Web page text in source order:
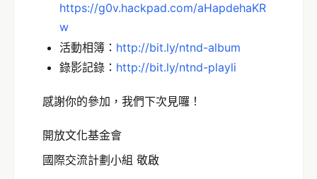
https://g0v.hackpad.com/aHapdehaKR
w
活動相簿： http://bit.ly/ntnd-album
錄影記錄： http://bit.ly/ntnd-playli
感謝你的參加，我們下次見囉！
開放文化基金會
國際交流計劃小組 敬啟